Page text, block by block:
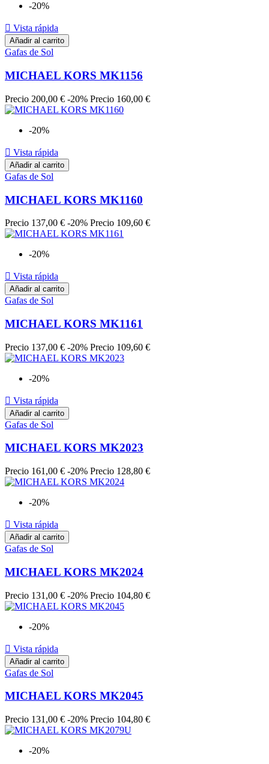
-20%
 Vista rápida
Añadir al carrito
Gafas de Sol
MICHAEL KORS MK1156
Precio 200,00 € -20% Precio 160,00 €
-20%
 Vista rápida
Añadir al carrito
Gafas de Sol
MICHAEL KORS MK1160
Precio 137,00 € -20% Precio 109,60 €
-20%
 Vista rápida
Añadir al carrito
Gafas de Sol
MICHAEL KORS MK1161
Precio 137,00 € -20% Precio 109,60 €
-20%
 Vista rápida
Añadir al carrito
Gafas de Sol
MICHAEL KORS MK2023
Precio 161,00 € -20% Precio 128,80 €
-20%
 Vista rápida
Añadir al carrito
Gafas de Sol
MICHAEL KORS MK2024
Precio 131,00 € -20% Precio 104,80 €
-20%
 Vista rápida
Añadir al carrito
Gafas de Sol
MICHAEL KORS MK2045
Precio 131,00 € -20% Precio 104,80 €
-20%